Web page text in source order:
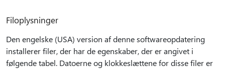
Filoplysninger
Den engelske (USA) version af denne softwareopdatering
installerer filer, der har de egenskaber, der er angivet i
følgende tabel. Datoerne og klokkeslættene for disse filer er